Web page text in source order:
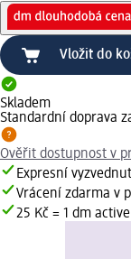
Vložit do
Skladem
Standardní doprava
Ověřit dostupnost v
Expresní
Vrácení zdarma v
25 Kč = 1 dm